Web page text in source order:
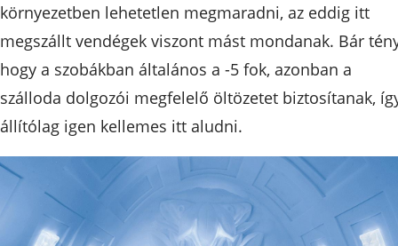
környezetben lehetetlen megmaradni, az eddig itt
megszállt vendégek viszont mást mondanak. Bár
hogy a szobákban általános a -5 fok, azonban a
szálloda dolgozói megfelelő öltözetet biztosítanak,
állítólag igen kellemes itt aludni.